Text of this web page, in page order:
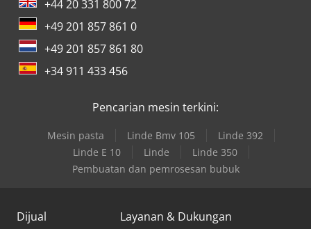
+44 20 331 800 72
+49 201 857 861 0
+49 201 857 861 80
+34 911 433 456
Pencarian mesin terkini:
Mesin pasta Linde Bmv 105
Linde 392
Linde E 10
Linde
Linde 350
Pembuatan dan pemrosesan bubuk
Dijual Layanan & Dukungan